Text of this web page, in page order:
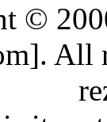
©
All